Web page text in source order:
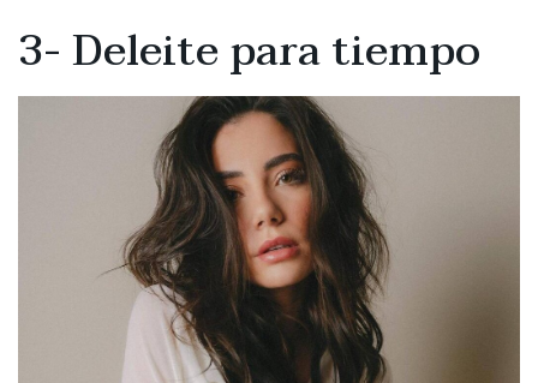
3- Deleite para tiempo